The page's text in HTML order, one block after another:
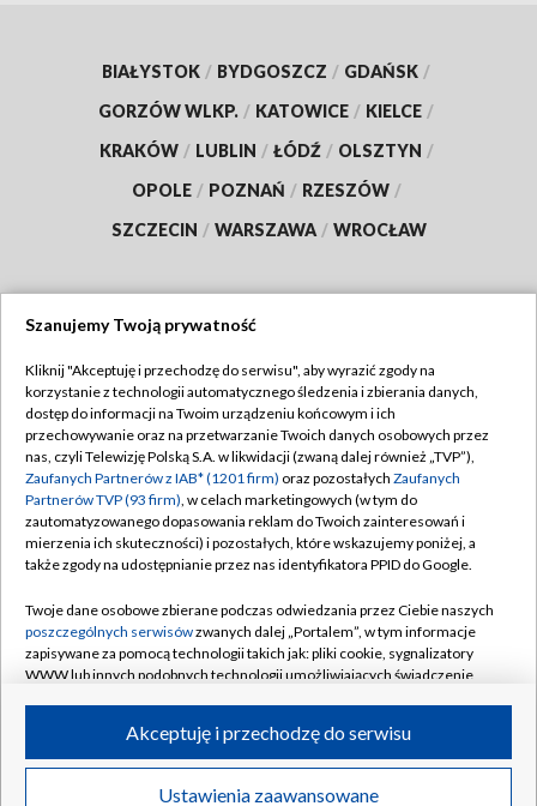
BIAŁYSTOK / BYDGOSZCZ / GDAŃSK /
GORZÓW WLKP. / KATOWICE / KIELCE /
KRAKÓW / LUBLIN / ŁÓDŹ / OLSZTYN /
OPOLE / POZNAŃ / RZESZÓW /
SZCZECIN / WARSZAWA / WROCŁAW
TVP
Abonament TVP
Emisja w TVP
Centrum informacji TVP
Naziemna Telewizja Cyfrowa
Rada Programowa
System NOS
Informacje o nadawcy
Program dla prasy
Regulamin TVP
Polityka prywatności
Moje zgody
Pomoc
Kontakt
Kanały
©2026 Telewizja Polska S.A. w likwidacji
Szanujemy Twoją prywatność
Kliknij "Akceptuję i przechodzę do serwisu", aby wyrazić zgody na
korzystanie z technologii automatycznego śledzenia i zbierania danych,
dostęp do informacji na Twoim urządzeniu końcowym i ich
przechowywanie oraz na przetwarzanie Twoich danych osobowych przez
nas, czyli Telewizję Polską S.A. w likwidacji (zwaną dalej również „TVP”),
Zaufanych Partnerów z IAB* (1201 firm) oraz pozostałych Zaufanych
Partnerów TVP (93 firm), w celach marketingowych (w tym do
zautomatyzowanego dopasowania reklam do Twoich zainteresowań i
mierzenia ich skuteczności) i pozostałych, które wskazujemy poniżej, a
także zgody na udostępnianie przez nas identyfikatora PPID do Google.
Twoje dane osobowe zbierane podczas odwiedzania przez Ciebie naszych
poszczególnych serwisówzwanych dalej „Portalem”, w tym informacje
zapisywane za pomocą technologii takich jak: pliki cookie, sygnalizatory
WWW lub innych podobnych technologii umożliwiających świadczenie
ruchu w Internecie.
Twoje dane osobowe zbierane podczas odwiedzania przez Ciebie
Ustawienia zaawansowane
Akceptuję i przechodzę do serwisu